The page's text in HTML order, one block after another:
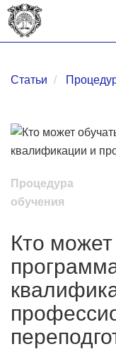
Статьи
Процедура
обучения
Кто может